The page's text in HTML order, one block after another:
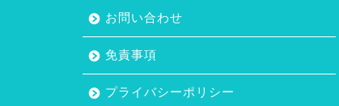
お問い合わせ
免責事項
プライバシーポリシー